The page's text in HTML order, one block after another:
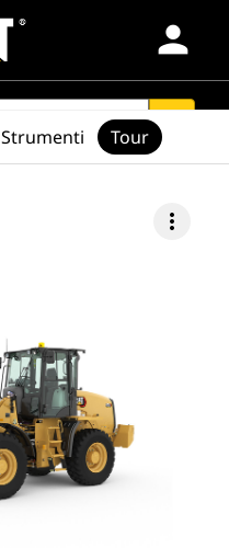
person
search
more_vert
Strumenti Tour